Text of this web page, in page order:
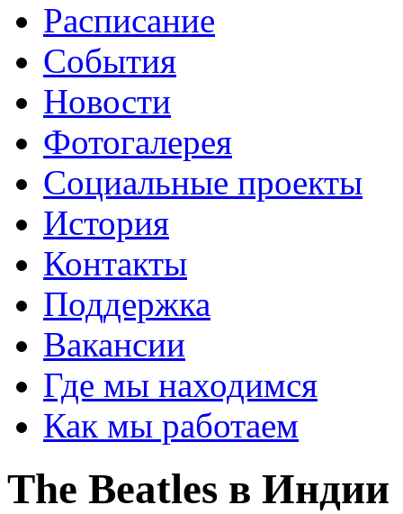
Расписание
События
Новости
Фотогалерея
Социальные проекты
История
Контакты
Поддержка
Вакансии
Где мы находимся
Как мы работаем
The Beatles в Индии